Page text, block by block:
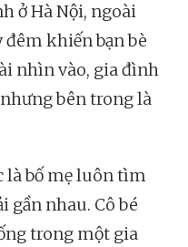
ở Hà Nội, ngoài
khiến bạn bè
nhìn vào, gia đình
bên trong là
là bố mẹ luôn tìm
gần nhau. Cô bé
trong một gia